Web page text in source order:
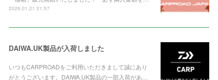
2026.01.21 21:57
DAIWA.UK製品が入荷しました
いつもCARPROADをご利用いただきまして誠にあり
がとうございます。DAIWA.UK製品の一部入荷があ…